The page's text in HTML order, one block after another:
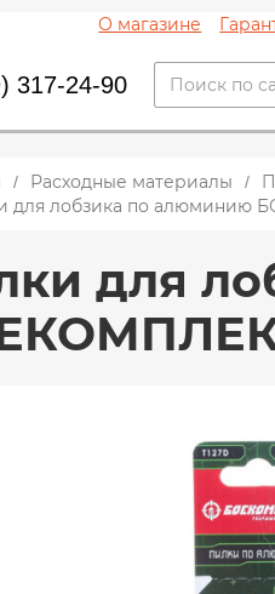
О магазине
317-24-90
Расходные материалы
для лобзика по алюминию
для